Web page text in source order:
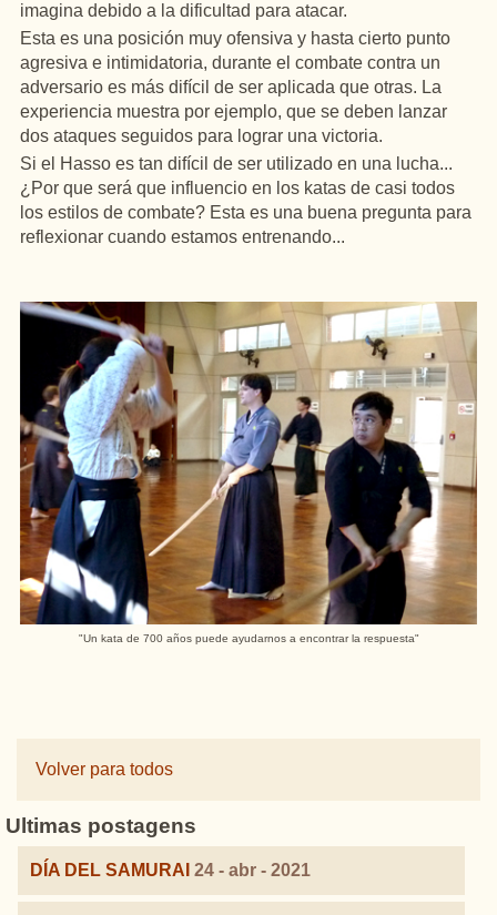
imagina debido a la dificultad para atacar.
Esta es una posición muy ofensiva y hasta cierto punto
agresiva e intimidatoria, durante el combate contra un
adversario es más difícil de ser aplicada que otras. La
experiencia muestra por ejemplo, que se deben lanzar
dos ataques seguidos para lograr una victoria.
Si el Hasso es tan difícil de ser utilizado en una lucha...
¿Por que será que influencio en los katas de casi todos
los estilos de combate? Esta es una buena pregunta para
reflexionar cuando estamos entrenando...
"Un kata de 700 años puede ayudarnos a encontrar la respuesta"
Volver para todos
Ultimas postagens
DÍA DEL SAMURAI 24 - abr - 2021